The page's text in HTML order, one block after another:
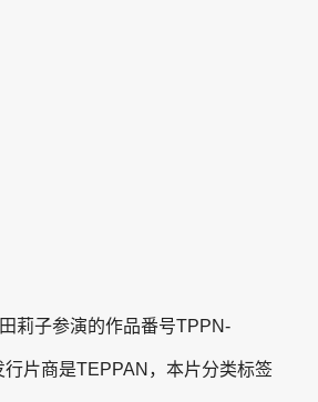
莉子参演的作品番号TPPN-
片商是TEPPAN，本片分类标签